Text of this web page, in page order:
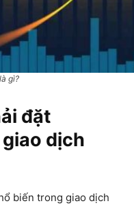
gì?
đặt
dịch
biến trong giao dịch